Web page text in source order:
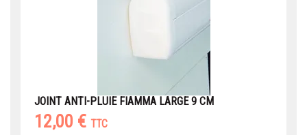
JOINT ANTI-PLUIE FIAMMA LARGE 9 CM
12,00 € TTC